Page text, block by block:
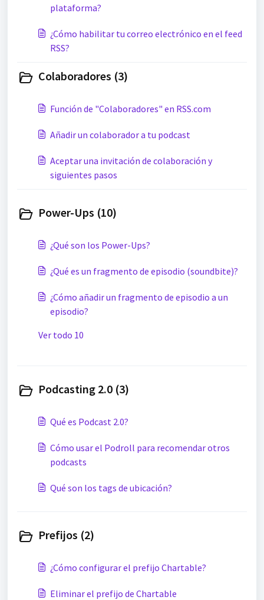
plataforma?
¿Cómo habilitar tu correo electrónico en el feed
RSS?
Colaboradores (3)
Función de "Colaboradores" en RSS.com
Añadir un colaborador a tu podcast
Aceptar una invitación de colaboración y
siguientes pasos
Power-Ups (10)
¿Qué son los Power-Ups?
¿Qué es un fragmento de episodio (soundbite)?
¿Cómo añadir un fragmento de episodio a un
episodio?
Ver todo 10
Podcasting 2.0 (3)
Qué es Podcast 2.0?
Cómo usar el Podroll para recomendar otros
podcasts
Qué son los tags de ubicación?
Prefijos (2)
¿Cómo configurar el prefijo Chartable?
Eliminar el prefijo de Chartable